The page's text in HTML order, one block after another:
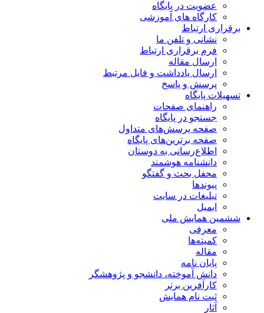
عضویت در پایگاه
کارگاه های آموزشی
برقراری ارتباط
نشانی و تلفن ما
فرم برقراری ارتباط
ارسال مقاله
ارسال یادداشت و فایل مرتبط
پرسش و پاسخ
تسهیلات پایگاه
راهنمای صفحات
جستجو در پایگاه
صفحه پرسش‌های متداول
صفحه برترین‌های پایگاه
اطلاع‌رسانی به دوستان
دانشنامه هوشمند
محفل بحث و گفتگو
پیوندها
تبلیغات در سایت
ایمیل
ششمین همایش ملی
معرفی
کمیته‌ها
مقاله
پایان نامه
دانش آموخته، دانشجو و پژوهشگر
کارآفرین برتر
ثبت نام همایش
آثار